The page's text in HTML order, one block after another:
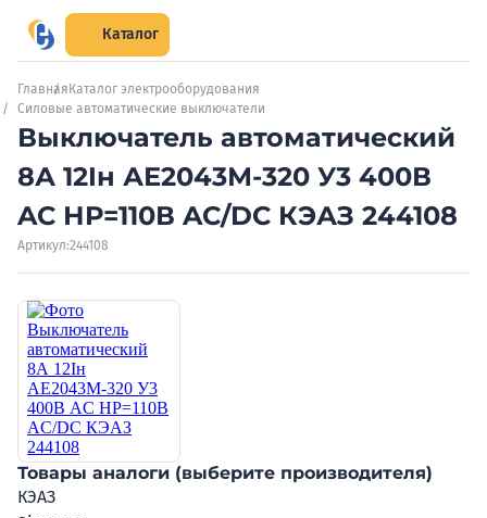
Каталог
Главная Каталог электрооборудования
Силовые автоматические выключатели
Выключатель автоматический
8А 12Iн АЕ2043М-320 У3 400В
AC НР=110В AC/DC КЭАЗ 244108
Артикул:244108
Товары аналоги (выберите производителя)
КЭАЗ